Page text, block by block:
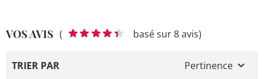
VOS AVIS ( basé sur 8 avis)
TRIER PAR Pertinence